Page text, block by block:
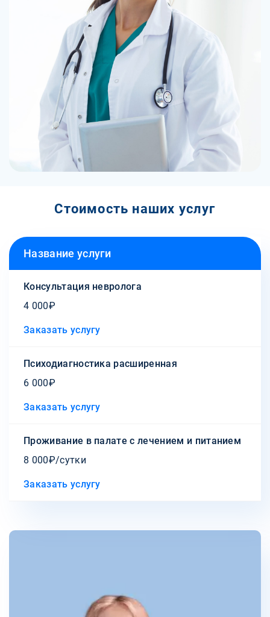
Стоимость наших услуг
Название услуги
Консультация невролога
4 000₽
Заказать услугу
Психодиагностика расширенная
6 000₽
Заказать услугу
Проживание в палате с лечением и питанием
8 000₽/сутки
Заказать услугу